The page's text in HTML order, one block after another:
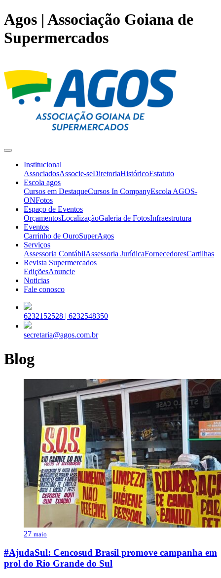
Agos | Associação Goiana de
Supermercados
Institucional
AssociadosAssocie-seDiretoriaHistóricoEstatuto
Escola agos
Cursos em DestaqueCursos In CompanyEscola AGOS-
ONFotos
Espaço de Eventos
OrçamentosLocalizaçãoGaleria de FotosInfraestrutura
Eventos
Carrinho de OuroSuperAgos
Serviços
Assessoria ContábilAssessoria JurídicaFornecedoresCartilhas
Revista Supermercados
EdiçõesAnuncie
Noticias
Fale conosco
6232152528 | 6232548350
secretaria@agos.com.br
Blog
27 maio
#AjudaSul: Cencosud Brasil promove campanha em
prol do Rio Grande do Sul